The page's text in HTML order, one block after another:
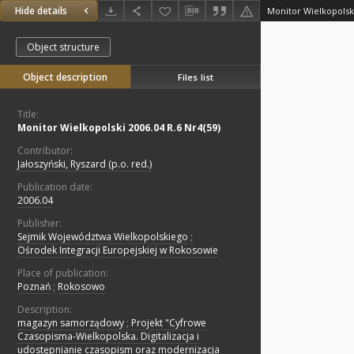
Hide details Monitor
Object structure
Object description Files list
Title:
Monitor Wielkopolski 2006.04 R.6 Nr4(59)
Contributor:
Jałoszyński, Ryszard (p.o. red.)
Publication date:
2006.04
Publisher:
Sejmik Województwa Wielkopolskiego ;
Ośrodek Integracji Europejskiej w Rokosowie
Place of publication:
Poznań ; Rokosowo
Description:
magazyn samorządowy ; Projekt "Cyfrowe
Czasopisma-Wielkopolska. Digitalizacja i
udostępnianie czasopism oraz modernizacja